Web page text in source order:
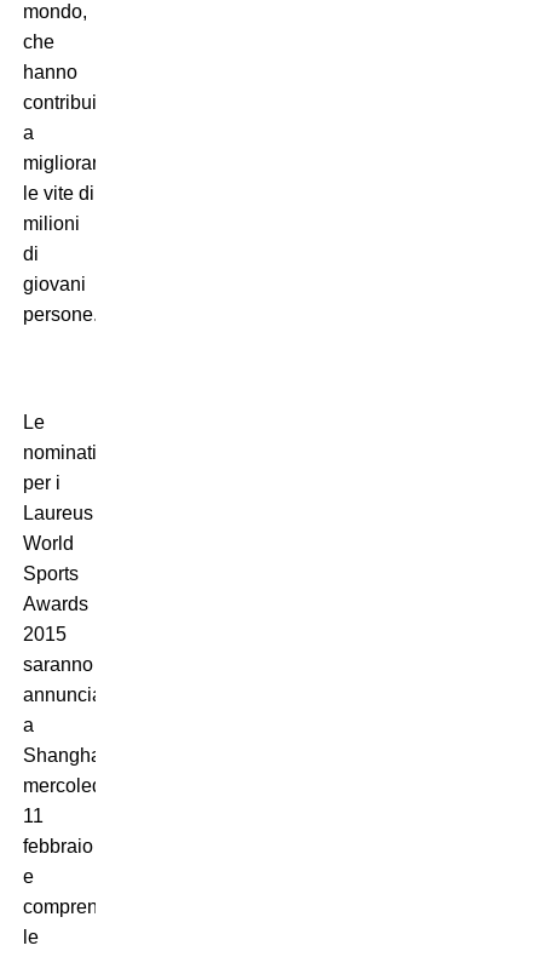
mondo,
che
hanno
contribuito
a
migliorare
le vite di
milioni
di
giovani
persone.
Le
nomination
per i
Laureus
World
Sports
Awards
2015
saranno
annunciate
a
Shanghai
mercoledì
11
febbraio
e
comprenderanno
le